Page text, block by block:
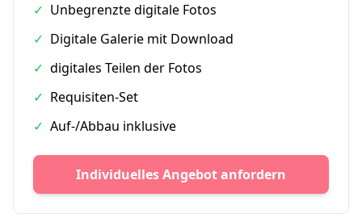
✓ Unbegrenzte digitale Fotos
✓ Digitale Galerie mit Download
✓ digitales Teilen der Fotos
✓ Requisiten-Set
✓ Auf-/Abbau inklusive
Individuelles Angebot anfordern